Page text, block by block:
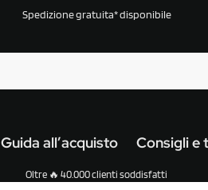
Spedizione gratuita* disponibile
Guida all’acquisto Consigli e
Oltre 🔥 40.000 clienti soddisfatti